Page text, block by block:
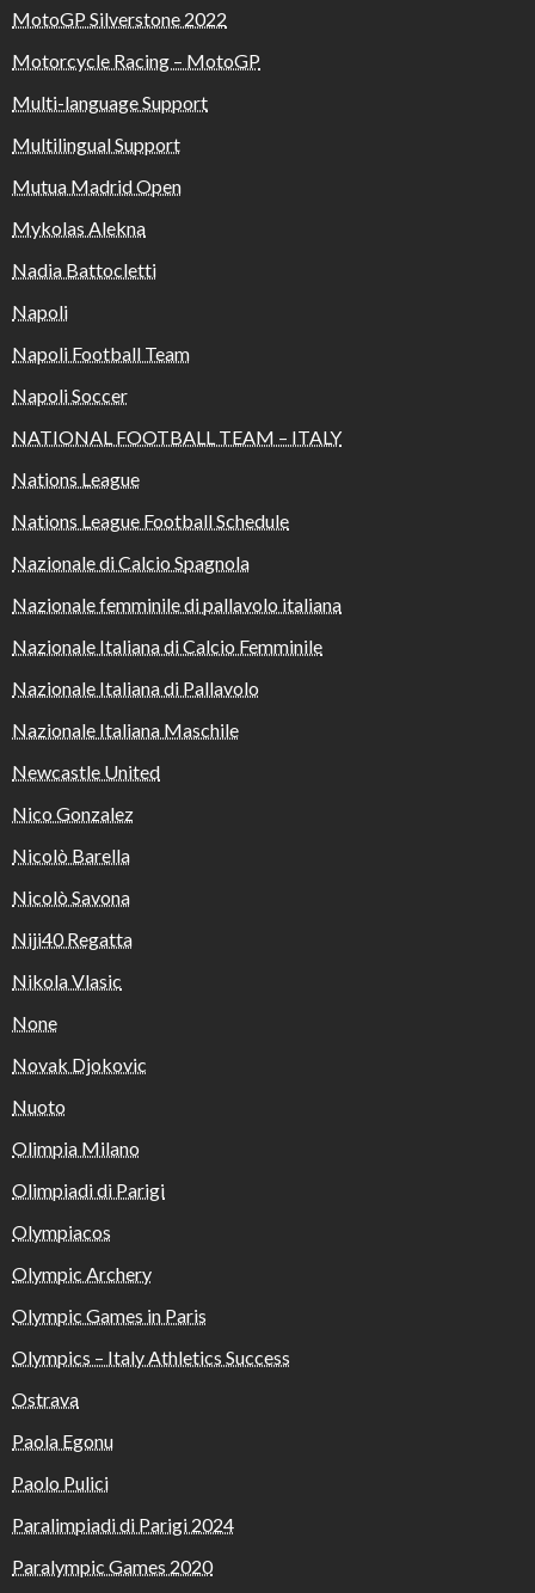
MotoGP Silverstone 2022
Motorcycle Racing – MotoGP
Multi-language Support
Multilingual Support
Mutua Madrid Open
Mykolas Alekna
Nadia Battocletti
Napoli
Napoli Football Team
Napoli Soccer
NATIONAL FOOTBALL TEAM – ITALY
Nations League
Nations League Football Schedule
Nazionale di Calcio Spagnola
Nazionale femminile di pallavolo italiana
Nazionale Italiana di Calcio Femminile
Nazionale Italiana di Pallavolo
Nazionale Italiana Maschile
Newcastle United
Nico Gonzalez
Nicolò Barella
Nicolò Savona
Niji40 Regatta
Nikola Vlasic
None
Novak Djokovic
Nuoto
Olimpia Milano
Olimpiadi di Parigi
Olympiacos
Olympic Archery
Olympic Games in Paris
Olympics – Italy Athletics Success
Ostrava
Paola Egonu
Paolo Pulici
Paralimpiadi di Parigi 2024
Paralympic Games 2020